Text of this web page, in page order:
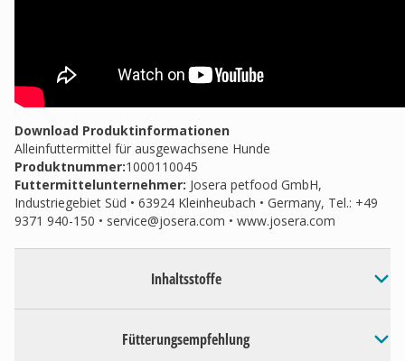
Download Produktinformationen
Alleinfuttermittel für ausgewachsene Hunde
Produktnummer:1000110045
Futtermittelunternehmer: Josera petfood GmbH,
Industriegebiet Süd • 63924 Kleinheubach • Germany, Tel.: +49
9371 940-150 • service@josera.com • www.josera.com
Inhaltsstoffe
Fütterungsempfehlung